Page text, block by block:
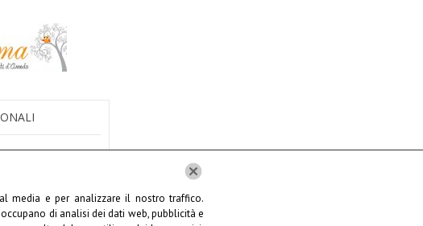
media e per analizzare il nostro traffico.
di analisi dei dati web, pubblicità e